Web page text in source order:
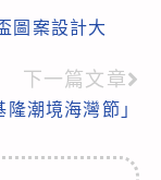
圖案設計大
下一篇文章
潮境海灣節」